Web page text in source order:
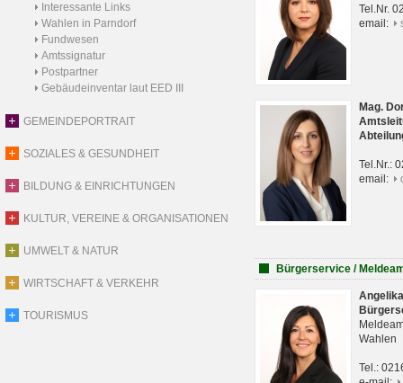
Interessante Links
Wahlen in Parndorf
Fundwesen
Amtssignatur
Postpartner
Gebäudeinventar laut EED III
GEMEINDEPORTRAIT
SOZIALES & GESUNDHEIT
BILDUNG & EINRICHTUNGEN
KULTUR, VEREINE & ORGANISATIONEN
UMWELT & NATUR
WIRTSCHAFT & VERKEHR
TOURISMUS
Tel.Nr.
email:
Mag.
Tel.Nr.:
email:
Bürgerservice /
Wahlen
Tel.: